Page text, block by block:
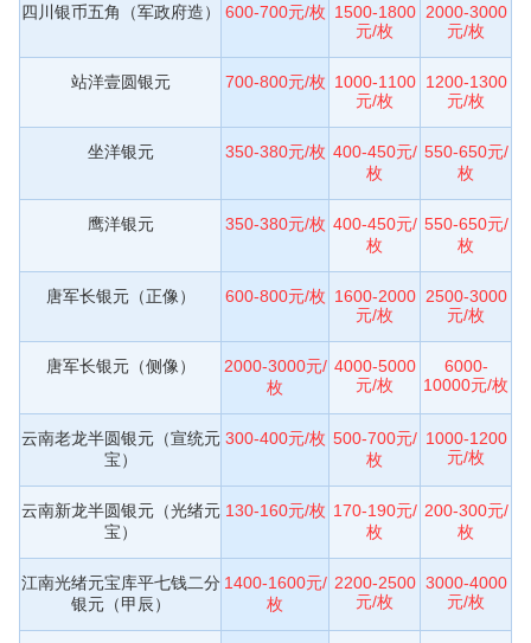
四川银币五角（军政府造） 600-700元/枚 1500-1800
元/枚
2000-3000
元/枚
站洋壹圆银元 700-800元/枚 1000-1100
元/枚
1200-1300
元/枚
坐洋银元 350-380元/枚 400-450元/
枚
550-650元/
枚
鹰洋银元 350-380元/枚 400-450元/
枚
550-650元/
枚
唐军长银元（正像） 600-800元/枚 1600-2000
元/枚
2500-3000
元/枚
唐军长银元（侧像）
2000-3000元/
枚
4000-5000
元/枚
6000-
10000元/枚
云南老龙半圆银元（宣统元
宝）
300-400元/枚 500-700元/
枚
1000-1200
元/枚
云南新龙半圆银元（光绪元
宝）
130-160元/枚 170-190元/
枚
200-300元/
枚
江南光绪元宝库平七钱二分
银元（甲辰）
1400-1600元/
枚
2200-2500
元/枚
3000-4000
元/枚